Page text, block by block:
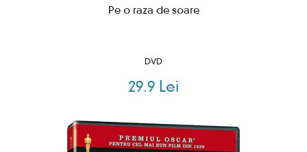
Pe o raza de soare
DVD
29.9 Lei